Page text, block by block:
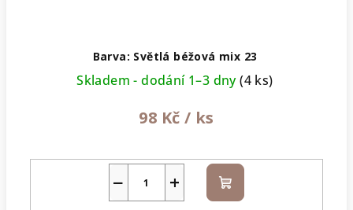
Barva: Světlá béžová mix 23
Skladem - dodání 1–3 dny(4 ks)
98 Kč / ks
+
− Do
košíku